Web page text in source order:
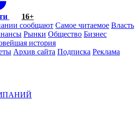
16+
сообщают Самое читаемое Власть
Рынки Общество Бизнес
история
Архив сайта Подписка Реклама